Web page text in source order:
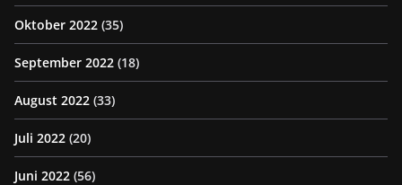
Oktober 2022 (35)
September 2022 (18)
August 2022 (33)
Juli 2022 (20)
Juni 2022 (56)